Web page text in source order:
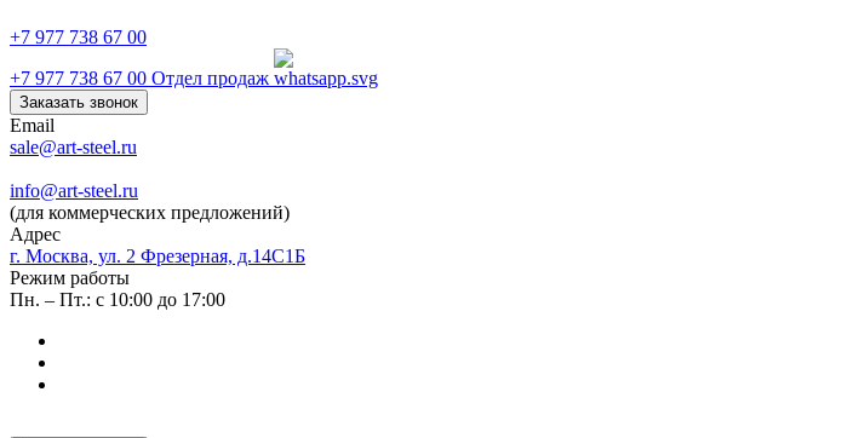
+7 977 738 67 00
+7 977 738 67 00 Отдел продаж
Заказать звонок
Email
sale@art-steel.ru
info@art-steel.ru
(для коммерческих предложений)
Адрес
г. Москва, ул. 2 Фрезерная, д.14С1Б
Режим работы
Пн. – Пт.: с 10:00 до 17:00